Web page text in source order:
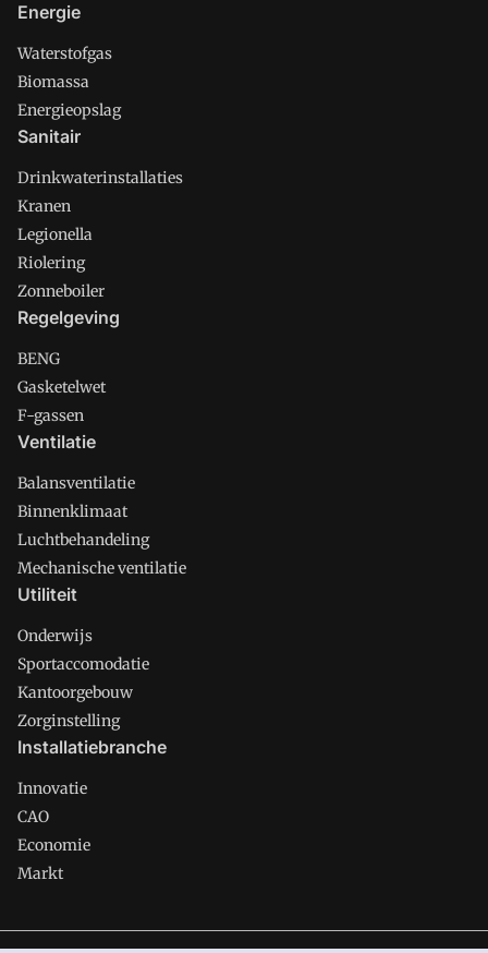
Energie
Waterstofgas
Biomassa
Energieopslag
Sanitair
Drinkwaterinstallaties
Kranen
Legionella
Riolering
Zonneboiler
Regelgeving
BENG
Gasketelwet
F-gassen
Ventilatie
Balansventilatie
Binnenklimaat
Luchtbehandeling
Mechanische ventilatie
Utiliteit
Onderwijs
Sportaccomodatie
Kantoorgebouw
Zorginstelling
Installatiebranche
Innovatie
CAO
Economie
Markt